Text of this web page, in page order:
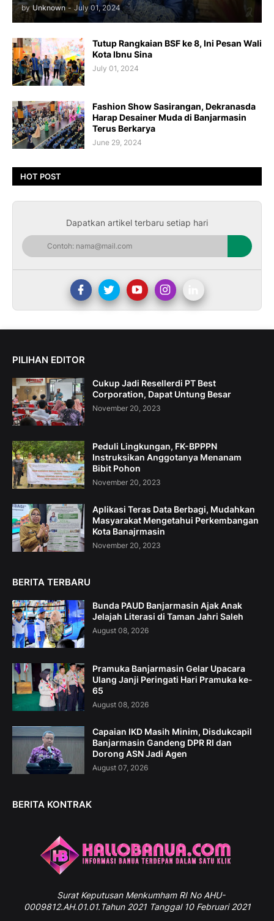
by Unknown - July 01, 2024
Tutup Rangkaian BSF ke 8, Ini Pesan Wali
Kota Ibnu Sina
July 01, 2024
Fashion Show Sasirangan, Dekranasda
Harap Desainer Muda di Banjarmasin
Terus Berkarya
June 29, 2024
HOT POST
Dapatkan artikel terbaru setiap hari
PILIHAN EDITOR
Cukup Jadi Resellerdi PT Best
Corporation, Dapat Untung Besar
November 20, 2023
Peduli Lingkungan, FK-BPPPN
Instruksikan Anggotanya Menanam
Bibit Pohon
November 20, 2023
Aplikasi Teras Data Berbagi, Mudahkan
Masyarakat Mengetahui Perkembangan
Kota Banajrmasin
November 20, 2023
BERITA TERBARU
Bunda PAUD Banjarmasin Ajak Anak
Jelajah Literasi di Taman Jahri Saleh
August 08, 2026
Pramuka Banjarmasin Gelar Upacara
Ulang Janji Peringati Hari Pramuka ke-
65
August 08, 2026
Capaian IKD Masih Minim, Disdukcapil
Banjarmasin Gandeng DPR RI dan
Dorong ASN Jadi Agen
August 07, 2026
BERITA KONTRAK
SuratKeputusan Menkumham RI No AHU-
0009812.AH.01.01.Tahun 2021 Tanggal 10 Februari 2021